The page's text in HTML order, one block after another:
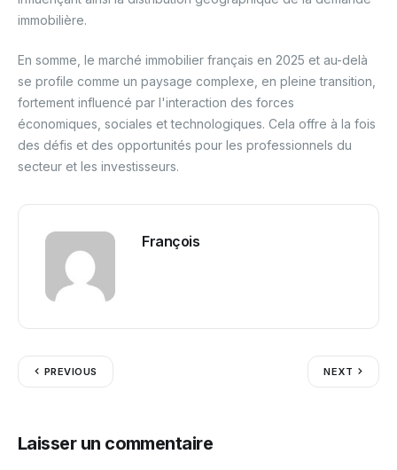
immobilière.
En somme, le marché immobilier français en 2025 et au-delà
se profile comme un paysage complexe, en pleine transition,
fortement influencé par l'interaction des forces
économiques, sociales et technologiques. Cela offre à la fois
des défis et des opportunités pour les professionnels du
secteur et les investisseurs.
François
PREVIOUS NEXT
Laisser un commentaire